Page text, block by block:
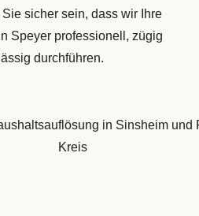
sicher sein, dass wir Ihre
Speyer professionell, zügig
durchführen.